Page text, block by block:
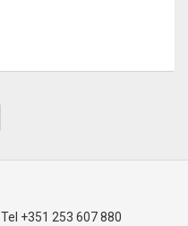
Tel +351 253 607 880